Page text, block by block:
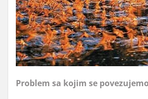
Problem sa kojim se